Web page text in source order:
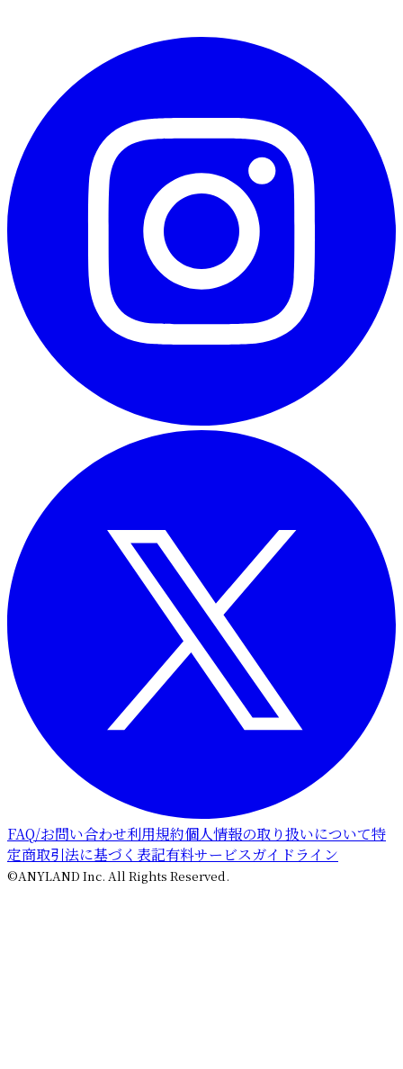
FAQ/お問い合わせ利用規約個人情報の取り扱いについて特
定商取引法に基づく表記有料サービスガイドライン
©ANYLAND Inc. All Rights Reserved.